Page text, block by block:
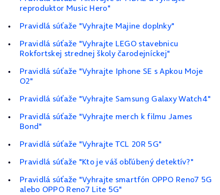
reproduktor Music Hero"
Pravidlá súťaže "Vyhrajte Majine doplnky"
Pravidlá súťaže "Vyhrajte LEGO stavebnicu
Rokfortskej strednej školy čarodejníckej"
Pravidlá súťaže "Vyhrajte Iphone SE s Apkou Moje
O2"
Pravidlá súťaže "Vyhrajte Samsung Galaxy Watch4"
Pravidlá súťaže "Vyhrajte merch k filmu James
Bond"
Pravidlá súťaže "Vyhrajte TCL 20R 5G"
Pravidlá súťaže "Kto je váš obľúbený detektív?"
Pravidlá súťaže "Vyhrajte smartfón OPPO Reno7 5G
alebo OPPO Reno7 Lite 5G"